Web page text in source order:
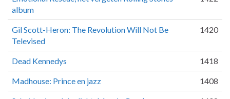
album
Gil Scott-Heron: The Revolution Will Not Be
Televised
1420
Dead Kennedys 1418
Madhouse: Prince en jazz 1408